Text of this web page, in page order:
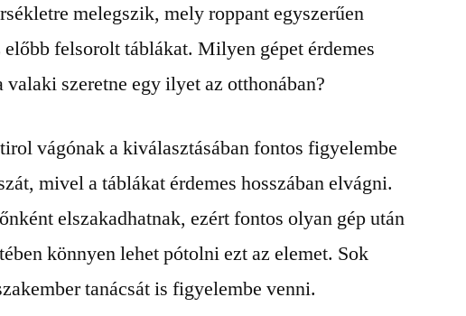
melegszik, mely roppant egyszerűen
előbb felsorolt táblákat. Milyen gépet érdemes
szeretne egy ilyet az otthonában?
vágónak a kiválasztásában fontos figyelembe
mivel a táblákat érdemes hosszában elvágni.
elszakadhatnak, ezért fontos olyan gép után
könnyen lehet pótolni ezt az elemet. Sok
tanácsát is figyelembe venni.